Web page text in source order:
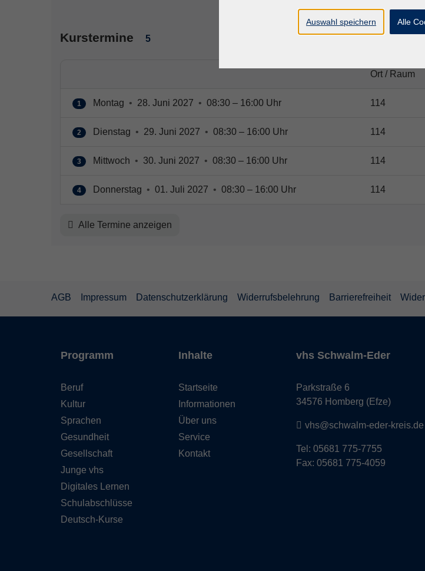
Kurstermine 5
Ort / Raum
1 Montag • 28. Juni 2027 • 08:30 – 16:00 Uhr 114
2 Dienstag • 29. Juni 2027 • 08:30 – 16:00 Uhr 114
3 Mittwoch • 30. Juni 2027 • 08:30 – 16:00 Uhr 114
4 Donnerstag • 01. Juli 2027 • 08:30 – 16:00 Uhr 114
Alle Termine anzeigen
AGB Impressum Datenschutzerklärung Widerrufsbelehrung Barrierefreiheit
Programm
Beruf
Kultur
Sprachen
Gesundheit
Gesellschaft
Junge vhs
Digitales Lernen
Schulabschlüsse
Deutsch-Kurse
Inhalte
Startseite
Informationen
Über uns
Service
Kontakt
vhs Schwalm-Eder
Parkstraße 6
34576 Homberg (Efze)
vhs@schwalm-eder-kreis.de
Tel: 05681 775-7755
Fax: 05681 775-4059
Auswahl speichern Alle